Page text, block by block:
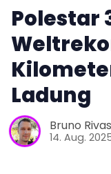
Polestar
Ladung
Bruno Rivas
14. Aug.